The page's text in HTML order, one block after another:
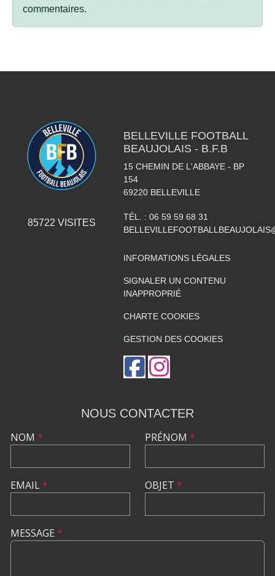
commentaires.
85722 VISITES
BELLEVILLE FOOTBALL
BEAUJOLAIS - B.F.B
15 CHEMIN DE L'ABBAYE - BP
154
69220 BELLEVILLE
TÉL. : 06 59 59 68 31
INFORMATIONS LÉGALES
SIGNALER UN CONTENU
INAPPROPRIÉ
CHARTE COOKIES
GESTION DES COOKIES
NOUS CONTACTER
NOM *
EMAIL*
PRÉNOM *
OBJET *
MESSAGE *